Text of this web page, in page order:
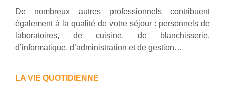
De nombreux autres professionnels contribuent
également à la qualité de votre séjour : personnels de
laboratoires, de cuisine, de blanchisserie,
d’informatique, d’administration et de gestion…
LA VIE QUOTIDIENNE